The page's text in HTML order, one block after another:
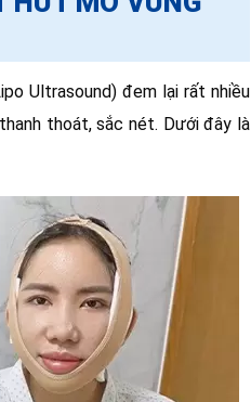
Ultrasound) đem lại rất nhiều
thoát, sắc nét. Dưới đây là